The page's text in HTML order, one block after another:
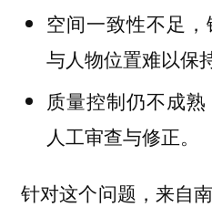
空间一致性不足
与人物位置难以保
质量控制仍不成熟
人工审查与修正。
针对这个问题，来自